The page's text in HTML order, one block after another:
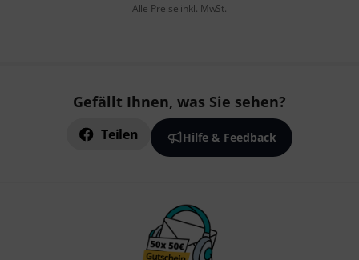
Alle Preise inkl. MwSt.
Gefällt Ihnen, was Sie sehen?
Teilen Hilfe & Feedback